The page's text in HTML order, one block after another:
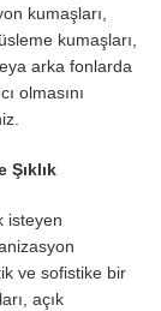
kumaşları,
kumaşları,
arka fonlarda
olmasını
isteyen
ve sofistike bir
açık